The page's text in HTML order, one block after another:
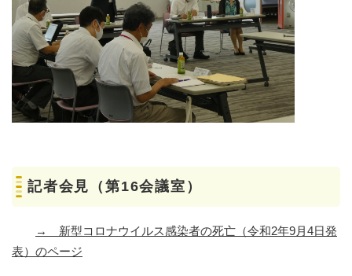
記者会見（第16会議室）
→ 新型コロナウイルス感染者の死亡（令和2年9月4日発
表）のページ